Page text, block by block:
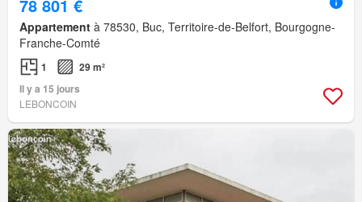
78 801 €
Appartement à 78530, Buc, Territoire-de-Belfort, Bourgogne-
Franche-Comté
1
29 m²
Il y a 15 jours
LEBONCOIN